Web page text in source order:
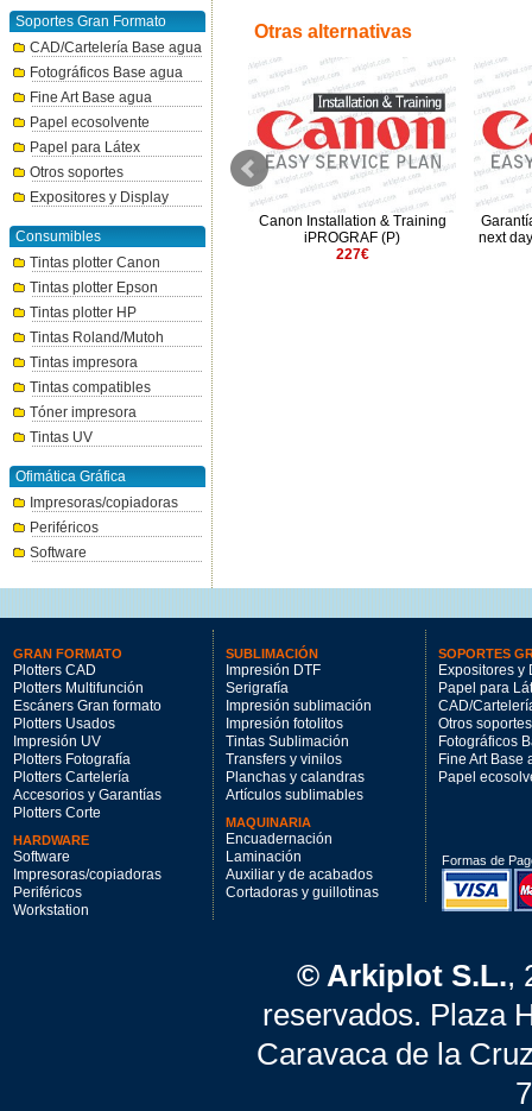
Soportes Gran Formato
CAD/Cartelería Base agua
Fotográficos Base agua
Fine Art Base agua
Papel ecosolvente
Papel para Látex
Otros soportes
Expositores y Display
Consumibles
Tintas plotter Canon
Tintas plotter Epson
Tintas plotter HP
Tintas Roland/Mutoh
Tintas impresora
Tintas compatibles
Tóner impresora
Tintas UV
Ofimática Gráfica
Impresoras/copiadoras
Periféricos
Software
Otras alternativas
Garantía Canon 3 años In Situ
next day - iPROGRAF L24/L36
MFP
700€
Canon Installation & Training
iPROGRAF (P)
227€
next
GRAN FORMATO
Plotters CAD
Plotters Multifunción
Escáners Gran formato
Plotters Usados
Impresión UV
Plotters Fotografía
Plotters Cartelería
Accesorios y Garantías
Plotters Corte
HARDWARE
Software
Impresoras/copiadoras
Periféricos
Workstation
SUBLIMACIÓN
Impresión DTF
Serigrafía
Impresión sublimación
Impresión fotolitos
Tintas Sublimación
Transfers y vinilos
Planchas y calandras
Artículos sublimables
MAQUINARIA
Encuadernación
Laminación
Auxiliar y de acabados
Cortadoras y guillotinas
SOPORTES
Expositores y
Papel para
CAD/
Otros soportes
Fotográficos
Fine Art Base
Papel
Formas de
© Arkiplot S.L.,
reservados. Plaza
Caravaca de la